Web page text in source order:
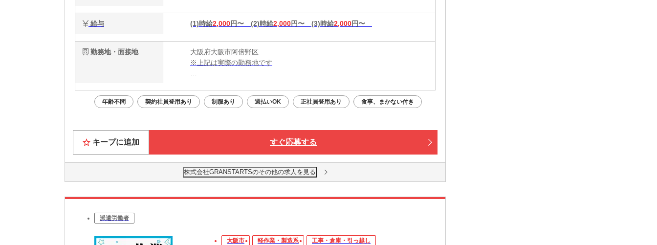
給与 (1)時給2,000円〜 (2)時給2,000円〜 (3)時給2,000円〜
勤務地・面接地
大阪府大阪市阿倍野区
※上記は実際の勤務地です
・WEB応募：24時間いつでもOK
Web面接・電話面接・対面面接から、ご希望の方法を選べます◎
年齢不問 契約社員登用あり 制服あり 週払いOK 正社員登用あり 食事、まかない付き
キープに追加 すぐ応募する
株式会社GRANSTARTSのその他の求人を見る
派遣労働者
大阪市 軽作業・製造系 工事・倉庫・引っ越し